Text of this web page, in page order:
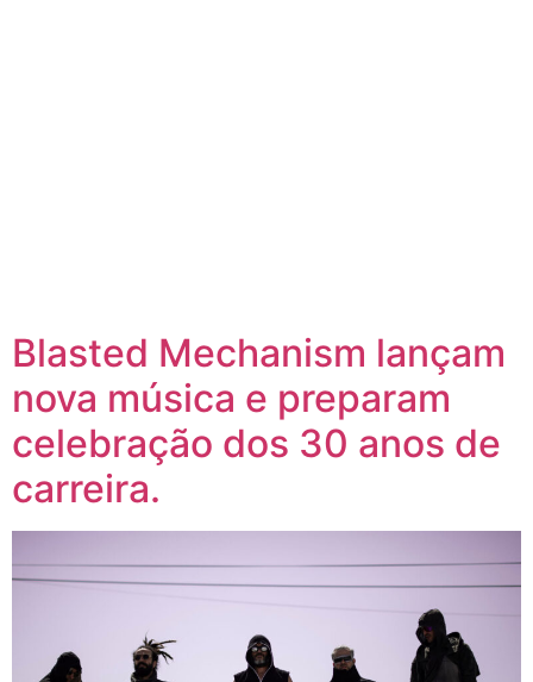
Blasted Mechanism lançam
nova música e preparam
celebração dos 30 anos de
carreira.